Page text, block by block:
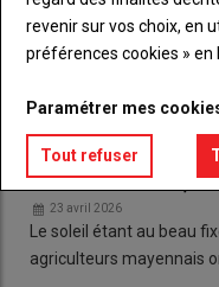
Le maïs est semé,
23 avril 2026
Le soleil étant au beau
agriculteurs mayennais
revenir sur vos choix, en
préférences cookies » en
Paramétrer mes
Tout refuser